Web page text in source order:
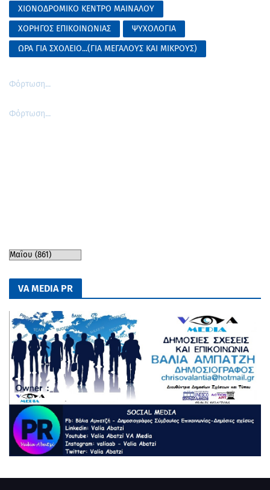
ΧΙΟΝΟΔΡΟΜΙΚΟ ΚΕΝΤΡΟ ΜΑΙΝΑΛΟΥ
ΧΟΡΗΓΟΣ ΕΠΙΚΟΙΝΩΝΙΑΣ
ΨΥΧΟΛΟΓΙΑ
ΩΡΑ ΓΙΑ ΣΧΟΛΕΙΟ...(ΓΙΑ ΜΕΓΑΛΟΥΣ ΚΑΙ ΜΙΚΡΟΥΣ)
Φόρτωση...
Φόρτωση...
VA MEDIA PR